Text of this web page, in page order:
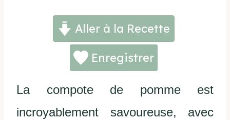
Aller à la Recette
Enregistrer
La compote de pomme est
incroyablement savoureuse, avec